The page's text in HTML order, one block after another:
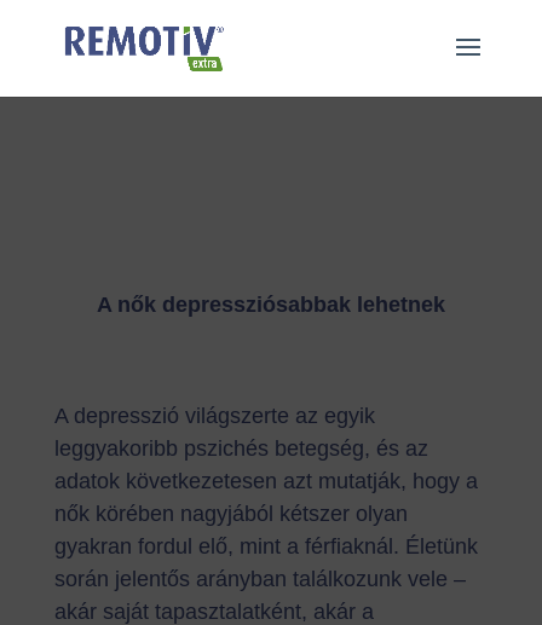
A nők depressziósabbak lehetnek
A depresszió világszerte az egyik
leggyakoribb pszichés betegség, és az
adatok következetesen azt mutatják, hogy a
nők körében nagyjából kétszer olyan
gyakran fordul elő, mint a férfiaknál. Életünk
során jelentős arányban találkozunk vele –
akár saját tapasztalatként, akár a